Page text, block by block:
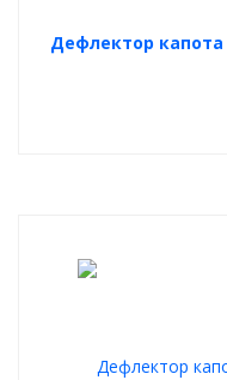
Дефлектор капота